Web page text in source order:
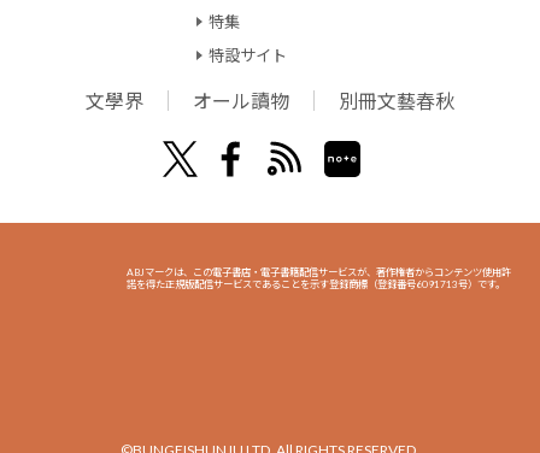
特集
特設サイト
文學界 オール讀物 別冊文藝春秋
ABJマークは、この電子書店・電子書籍配信サービスが、著作権者からコンテンツ使用許
諾を得た正規版配信サービスであることを示す登録商標（登録番号6091713号）です。